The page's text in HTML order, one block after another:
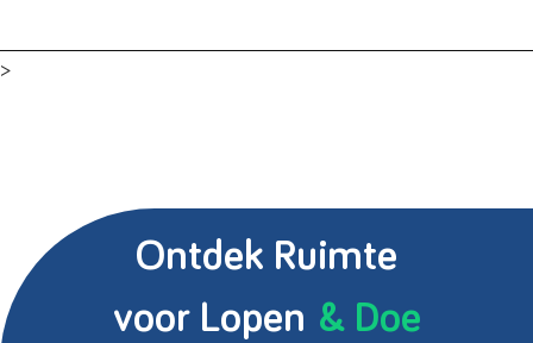
>
Ontdek Ruimte
voor Lopen & Doe